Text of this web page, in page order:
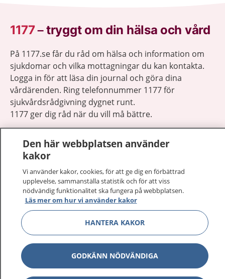
1177–tryggt om din hälsa och vård
På 1177.se får du råd om hälsa och information om
sjukdomar och vilka mottagningar du kan kontakta.
Logga in för att läsa din journal och göra dina
vårdärenden. Ring telefonnummer 1177 för
sjukvårdsrådgivning dygnet runt.
1177 ger dig råd när du vill må bättre.
1177 på flera språk
Om 1177
Kontakt Visa
Behandling av personuppgifter
Den här webbplatsen använder
kakor
Vi använder kakor, cookies, för att ge dig en förbättrad
upplevelse, sammanställa statistik och för att viss
nödvändig funktionalitet ska fungera på webbplatsen.
Läs mer om hur vi använder kakor
HANTERA KAKOR
GODKÄNN NÖDVÄNDIGA